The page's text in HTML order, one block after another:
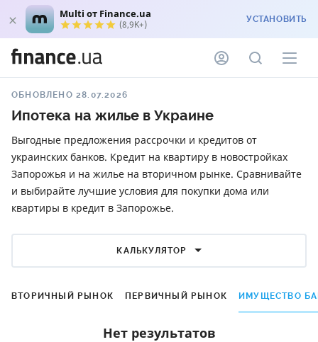
Multi от Finance.ua
(8,9K+) УСТАНОВИТЬ
ОБНОВЛЕНО 28.07.2026
Ипотека на жилье в Украине
Выгодные предложения рассрочки и кредитов от
украинских банков. Кредит на квартиру в новостройках
Запорожья и на жилье на вторичном рынке. Сравнивайте
и выбирайте лучшие условия для покупки дома или
квартиры в кредит в Запорожье.
КАЛЬКУЛЯТОР
ВТОРИЧНЫЙ РЫНОК ПЕРВИЧНЫЙ РЫНОК ИМУЩЕСТВО
Нет результатов